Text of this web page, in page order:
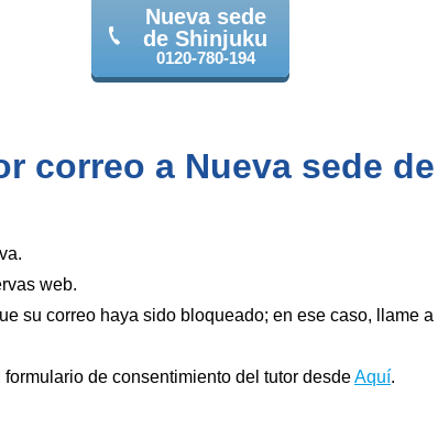
Nueva sede
de Shinjuku
0120-780-194
correo a Nueva sede
web.
su correo haya sido bloqueado; en ese caso, llame
de consentimiento del tutor desdeAquí.